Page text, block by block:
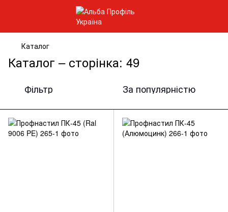
Каталог
Каталог – сторінка: 49
Фільтр За популярністю